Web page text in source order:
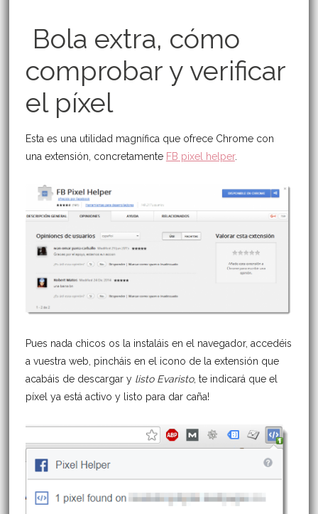
Bola extra, cómo
comprobar y verificar
el píxel
Esta es una utilidad magnífica que ofrece Chrome con
una extensión, concretamente FB pixel helper.
Pues nada chicos os la instaláis en el navegador, accedéis
a vuestra web, pincháis en el icono de la extensión que
acabáis de descargar y listo Evaristo, te indicará que el
píxel ya está activo y listo para dar caña!